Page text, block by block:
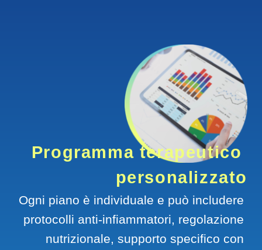
Programma terapeutico
personalizzato
Ogni piano è individuale e può includere
protocolli anti-infiammatori, regolazione
nutrizionale, supporto specifico con